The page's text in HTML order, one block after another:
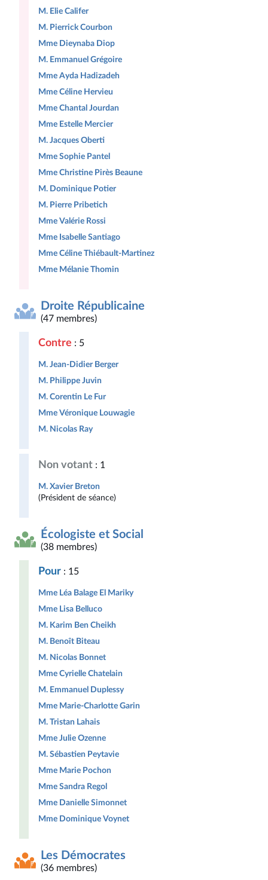
M. Elie Califer
M. Pierrick Courbon
Mme Dieynaba Diop
M. Emmanuel Grégoire
Mme Ayda Hadizadeh
Mme Céline Hervieu
Mme Chantal Jourdan
Mme Estelle Mercier
M. Jacques Oberti
Mme Sophie Pantel
Mme Christine Pirès Beaune
M. Dominique Potier
M. Pierre Pribetich
Mme Valérie Rossi
Mme Isabelle Santiago
Mme Céline Thiébault-Martinez
Mme Mélanie Thomin
Droite Républicaine
(47 membres)
Contre : 5
M. Jean-Didier Berger
M. Philippe Juvin
M. Corentin Le Fur
Mme Véronique Louwagie
M. Nicolas Ray
Non votant : 1
M. Xavier Breton
(Président de séance)
Écologiste et Social
(38 membres)
Pour : 15
Mme Léa Balage El Mariky
Mme Lisa Belluco
M. Karim Ben Cheikh
M. Benoît Biteau
M. Nicolas Bonnet
Mme Cyrielle Chatelain
M. Emmanuel Duplessy
Mme Marie-Charlotte Garin
M. Tristan Lahais
Mme Julie Ozenne
M. Sébastien Peytavie
Mme Marie Pochon
Mme Sandra Regol
Mme Danielle Simonnet
Mme Dominique Voynet
Les Démocrates
(36 membres)